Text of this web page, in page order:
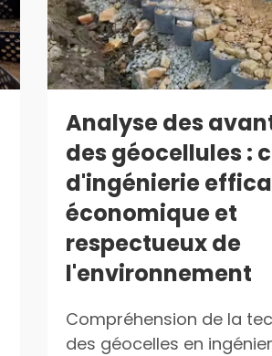
Analyse des
des géocellules :
d'ingénierie
économique et
respectueux de
l'environnement
Compréhension de la
des géocelles en